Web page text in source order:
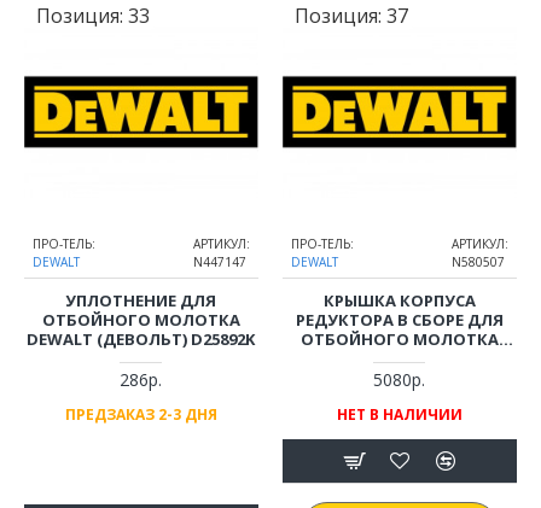
Позиция: 33
ПРО-ТЕЛЬ:
DEWALT
АРТИКУЛ:
N447147
УПЛОТНЕНИЕ ДЛЯ
ОТБОЙНОГО МОЛОТКА
DEWALT (ДЕВОЛЬТ) D25892K
286р.
ПРЕДЗАКАЗ 2-3 ДНЯ
Позиция: 37
ПРО-ТЕЛЬ:
DEWALT
АРТИКУЛ:
N580507
КРЫШКА КОРПУСА
РЕДУКТОРА В СБОРЕ ДЛЯ
ОТБОЙНОГО МОЛОТКА
DEWALT (ДЕВОЛЬТ) D25892K
5080р.
НЕТ В НАЛИЧИИ